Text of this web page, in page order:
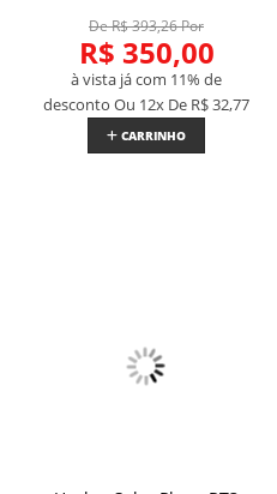
De R$ 393,26 Por
R$ 350,00
à vista já com 11% de
desconto Ou 12x De R$ 32,77
CARRINHO